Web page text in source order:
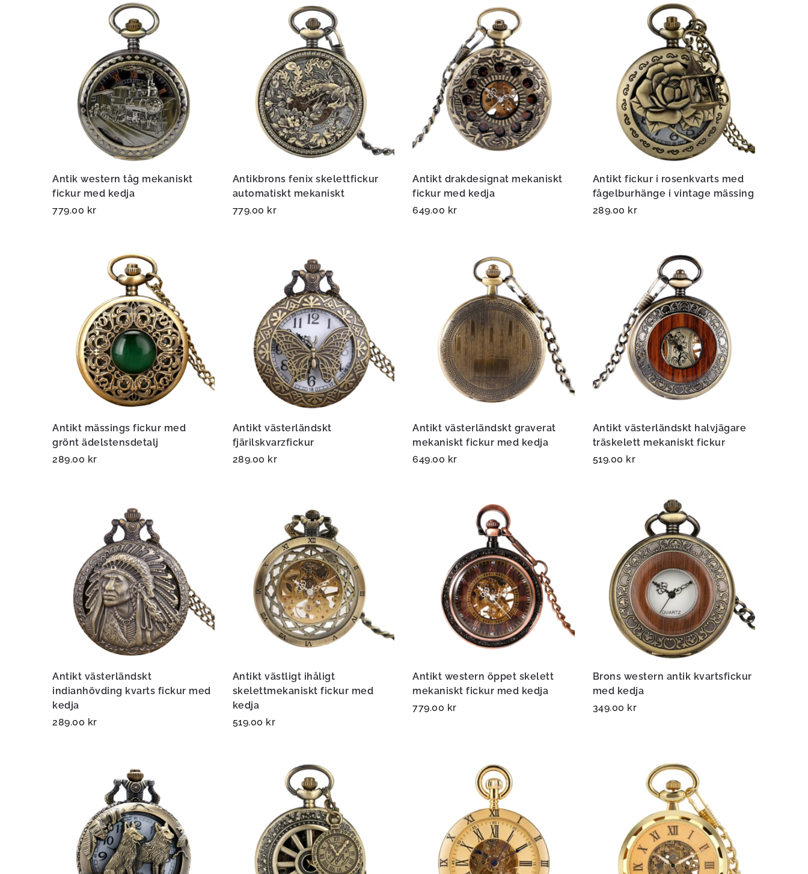
Antik western tåg mekaniskt
fickur med kedja
779.00 kr
Antikbrons fenix skelettfickur
automatiskt mekaniskt
779.00 kr
Antikt drakdesignat mekaniskt
fickur med kedja
649.00 kr
Antikt fickur i rosenkvarts med
fågelburhänge i vintage mässing
289.00 kr
Antikt mässings fickur med
grönt ädelstensdetalj
289.00 kr
Antikt västerländskt
fjärilskvarzfickur
289.00 kr
Antikt västerländskt graverat
mekaniskt fickur med kedja
649.00 kr
Antikt västerländskt halvjägare
träskelett mekaniskt fickur
519.00 kr
Antikt västerländskt
indianhövding kvarts fickur med
kedja
289.00 kr
Antikt västligt ihåligt
skelettmekaniskt fickur med
kedja
519.00 kr
Antikt western öppet skelett
mekaniskt fickur med kedja
779.00 kr
Brons western antik kvartsfickur
med kedja
349.00 kr